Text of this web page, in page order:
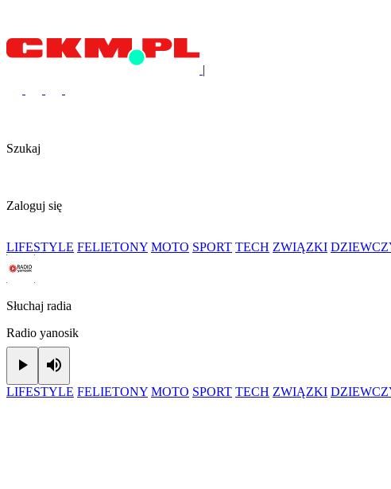
|
Szukaj
Zaloguj się
LIFESTYLE FELIETONY MOTO SPORT TECH ZWIĄZKI
Słuchaj radia
Radio yanosik
Play
LIFESTYLE FELIETONY MOTO SPORT TECH ZWIĄZKI